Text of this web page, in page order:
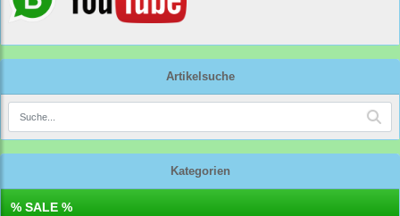
Artikelsuche
Kategorien
% SALE %